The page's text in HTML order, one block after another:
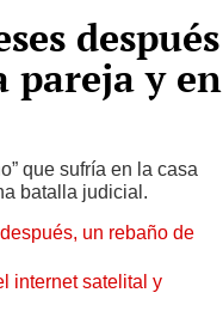
después
pareja y en
que sufría en la casa
batalla judicial.
un rebaño de
internet satelital y